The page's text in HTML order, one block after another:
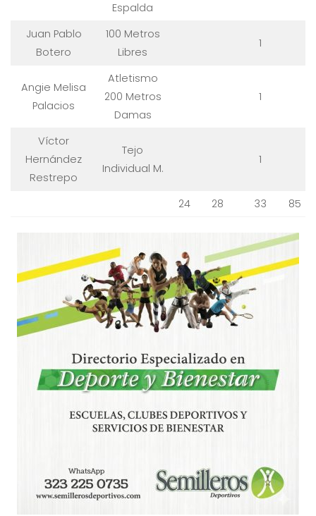
Espalda
Juan Pablo
Botero
100 Metros
Libres
1
Angie Melisa
Palacios
Atletismo
200 Metros
Damas
1
Víctor
Hernández
Restrepo
Tejo
Individual M.
1
24 28 33 85